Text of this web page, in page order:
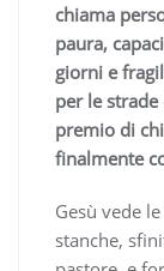
chiama
paura,
giorni e
per le
premio di
finalmente
Gesù vede
stanche,